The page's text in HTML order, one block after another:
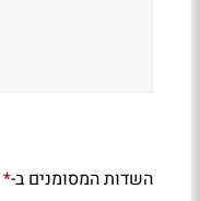
השדות המסומנים ב-*